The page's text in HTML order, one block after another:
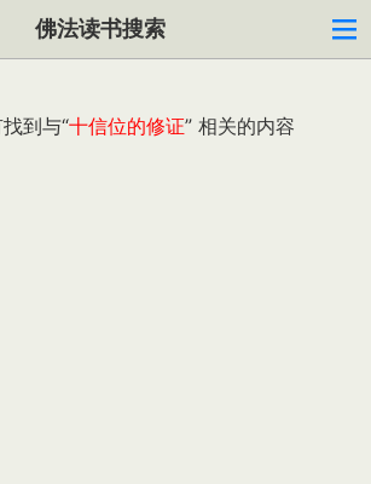
佛法读书搜索
到与“十信位的修证” 相关的内容